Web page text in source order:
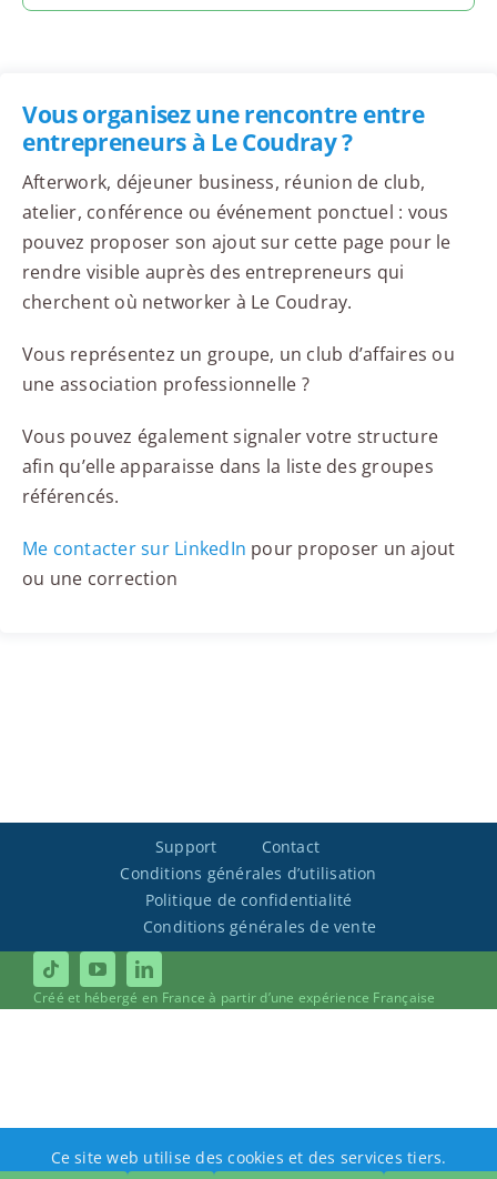
Vous organisez une rencontre entre
entrepreneurs à Le Coudray ?
Afterwork, déjeuner business, réunion de club,
atelier, conférence ou événement ponctuel : vous
pouvez proposer son ajout sur cette page pour le
rendre visible auprès des entrepreneurs qui
cherchent où networker à Le Coudray.
Vous représentez un groupe, un club d’affaires ou
une association professionnelle ?
Vous pouvez également signaler votre structure
afin qu’elle apparaisse dans la liste des groupes
référencés.
Me contacter sur LinkedIn pour proposer un ajout
ou une correction
Support
Contact
Conditions générales d’utilisation
Politique de confidentialité
Conditions générales de vente
Créé et hébergé en France à partir d’une expérience Française
Ce site web utilise des cookies et des services tiers.